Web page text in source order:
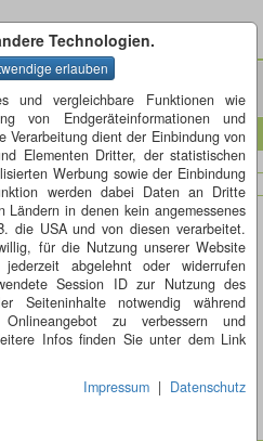
Technologien.
und vergleichbare Funktionen wie
von Endgeräteinformationen und
Verarbeitung dient der Einbindung von
Elementen Dritter, der statistischen
Werbung sowie der Einbindung
werden dabei Daten an Dritte
in denen kein angemessenes
die USA und von diesen verarbeitet.
für die Nutzung unserer Website
abgelehnt oder widerrufen
Session ID zur Nutzung des
Seiteninhalte notwendig während
zu verbessern und
Infos finden Sie unter dem Link
Impressum | Datenschutz